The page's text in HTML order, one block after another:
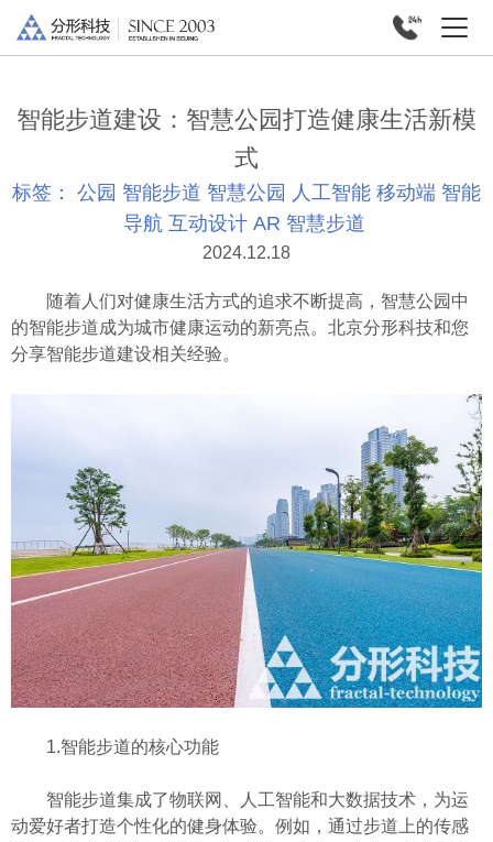
智能步道建设：智慧公园打造健康生活新模
式
标签： 公园 智能步道 智慧公园 人工智能 移动端 智能
导航 互动设计 AR 智慧步道
2024.12.18
随着人们对健康生活方式的追求不断提高，智慧公园中
的智能步道成为城市健康运动的新亮点。北京分形科技和您
分享智能步道建设相关经验。
1.智能步道的核心功能
智能步道集成了物联网、人工智能和大数据技术，为运
动爱好者打造个性化的健身体验。例如，通过步道上的传感